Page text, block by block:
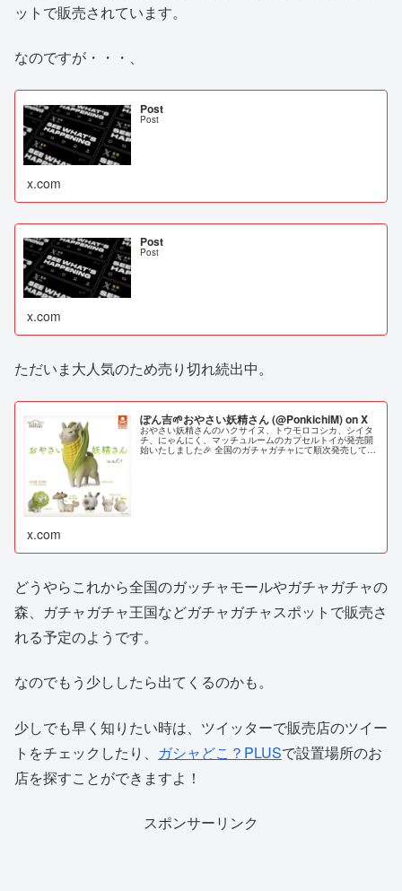
ットで販売されています。
なのですが・・・、
Post
Post
x.com
Post
Post
x.com
ただいま大人気のため売り切れ続出中。
ぽん吉🌱おやさい妖精さん (@PonkichiM) on X
おやさい妖精さんのハクサイヌ、トウモロコシカ、シイタ
チ、にゃんにく、マッチュルームのカプセルトイが発売開
始いたしました🎉 全国のガチャガチャにて順次発売してい
x.com
どうやらこれから全国のガッチャモールやガチャガチャの
森、ガチャガチャ王国などガチャガチャスポットで販売さ
れる予定のようです。
なのでもう少ししたら出てくるのかも。
少しでも早く知りたい時は、ツイッターで販売店のツイー
トをチェックしたり、 ガシャどこ？PLUSで設置場所のお
店を探すことができますよ！
スポンサーリンク